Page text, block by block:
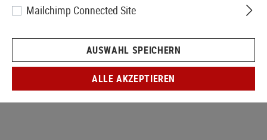
Mailchimp Connected Site
AUSWAHL SPEICHERN
ALLE AKZEPTIEREN